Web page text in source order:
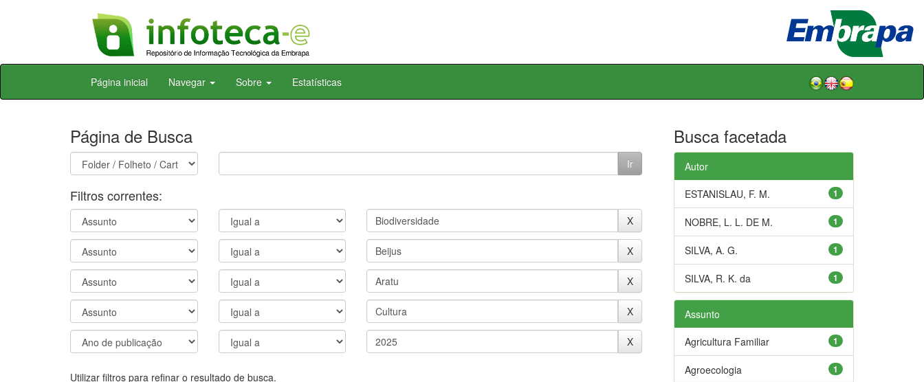
Skip
Página inicial Navegar Sobre Estatísticas
Página de Busca
Filtros correntes:
Utilizar filtros para refinar o resultado de busca.
Busca facetada
Autor
1
ESTANISLAU, F. M.
1
NOBRE, L. L. DE M.
1
SILVA, A. G.
1
SILVA, R. K. da
Assunto
1
Agricultura Familiar
1
Agroecologia